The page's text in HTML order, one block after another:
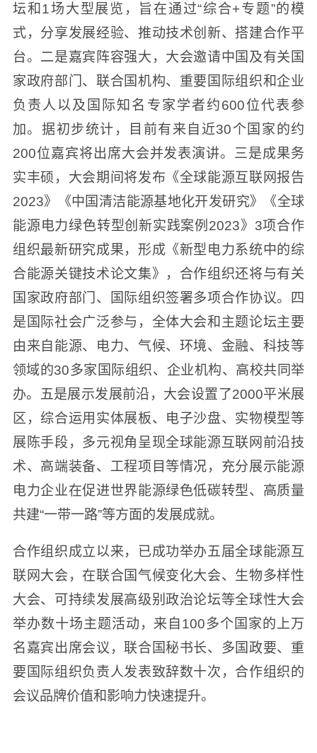
坛和1场大型展览，旨在通过“综合+专题”的模
式，分享发展经验、推动技术创新、搭建合作平
台。二是嘉宾阵容强大，大会邀请中国及有关国
家政府部门、联合国机构、重要国际组织和企业
负责人以及国际知名专家学者约600位代表参
加。据初步统计，目前有来自近30个国家的约
200位嘉宾将出席大会并发表演讲。三是成果务
实丰硕，大会期间将发布《全球能源互联网报告
2023》《中国清洁能源基地化开发研究》《全球
能源电力绿色转型创新实践案例2023》3项合作
组织最新研究成果，形成《新型电力系统中的综
合能源关键技术论文集》，合作组织还将与有关
国家政府部门、国际组织签署多项合作协议。四
是国际社会广泛参与，全体大会和主题论坛主要
由来自能源、电力、气候、环境、金融、科技等
领域的30多家国际组织、企业机构、高校共同举
办。五是展示发展前沿，大会设置了2000平米展
区，综合运用实体展板、电子沙盘、实物模型等
展陈手段，多元视角呈现全球能源互联网前沿技
术、高端装备、工程项目等情况，充分展示能源
电力企业在促进世界能源绿色低碳转型、高质量
共建“一带一路”等方面的发展成就。
合作组织成立以来，已成功举办五届全球能源互
联网大会，在联合国气候变化大会、生物多样性
大会、可持续发展高级别政治论坛等全球性大会
举办数十场主题活动，来自100多个国家的上万
名嘉宾出席会议，联合国秘书长、多国政要、重
要国际组织负责人发表致辞数十次，合作组织的
会议品牌价值和影响力快速提升。